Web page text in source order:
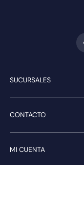
SUCURSALES
CONTACTO
MI CUENTA